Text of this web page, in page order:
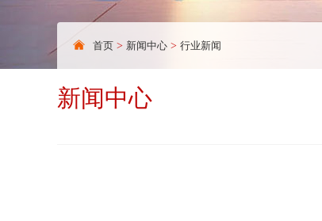
首页 > 新闻中心 > 行业新闻
新闻中心